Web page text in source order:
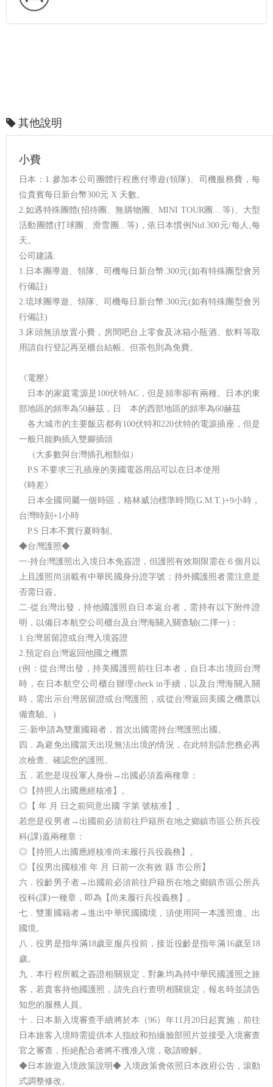
其他說明
小費
日本：1.參加本公司團體行程應付導遊(領隊)、司機服務費，每
位貴賓每日新台幣300元 X 天數。
2.如遇特殊團體(招待團、無購物團、MINI TOUR團....等)、大型
活動團體(打球團、滑雪團...等)，依日本慣例Ntd.300元/每人,每
天。
公司建議:
1.日本團導遊、領隊、司機每日新台幣:300元(如有特殊團型會另
行備註)
2.琉球團導遊、領隊、司機每日新台幣:300元(如有特殊團型會另
行備註)
3.床頭無須放置小費，房間吧台上零食及冰箱小瓶酒、飲料等取
用請自行登記再至櫃台結帳。但茶包則為免費。
《電壓》
日本的家庭電源是100伏特AC，但是頻率卻有兩種。日本的東
部地區的頻率為50赫茲，日 本的西部地區的頻率為60赫茲
各大城市的主要飯店都有100伏特和220伏特的電源插座，但是
一般只能夠插入雙腳插頭
（大多數與台灣插孔相類似）
P.S 不要求三孔插座的美國電器用品可以在日本使用
《時差》
日本全國同屬一個時區，格林威治標準時間(G.M.T.)+9小時，
台灣時刻+1小時
P.S 日本不實行夏時制。
◆台灣護照◆
一‧持台灣護照出入境日本免簽證，但護照有效期限需在６個月以
上且護照尚須載有中華民國身分證字號；持外國護照者需注意是
否需日簽。
二‧從台灣出發，持他國護照自日本返台者，需持有以下附件證
明，以備日本航空公司櫃台及台灣海關入關查驗(二擇一)：
1.台灣居留證或台灣入境簽證
2.預定自台灣返回他國之機票
(例：從台灣出發，持美國護照前往日本者，自日本出境回台灣
時，在日本航空公司櫃台辦理check in手續，以及台灣海關入關
時，需出示台灣居留證或台灣護照，或從台灣返回美國之機票以
備查驗。)
三‧新申請為雙重國籍者，首次出國需持台灣護照出國。
四．為避免出國當天出現無法出境的情況，在此特別請您務必再
次檢查、確認您的護照。
五．若您是現役軍人身份→出國必須蓋兩種章：
◎【持照人出國應經核准】。
◎【 年 月 日之前同意出國 字第 號核准】。
若您是役男者→出國前必須前往戶籍所在地之鄉鎮市區公所兵役
科(課)蓋兩種章：
◎【持照人出國應經核准尚未履行兵役義務】。
◎【役男出國核准 年 月 日前一次有效 縣 市公所】
六．役齡男子者→出國前必須前往戶籍所在地之鄉鎮市區公所兵
役科(課)一種章，即為【尚未履行兵役義務】。
七．雙重國籍者→進出中華民國國境，須使用同一本護照進、出
國境。
八．役男是指年滿18歲至服兵役前，接近役齡是指年滿16歲至18
歲。
九．本行程所載之簽證相關規定，對象均為持中華民國護照之旅
客，若貴客持他國護照，請先自行查明相關規定，報名時並請告
知您的服務人員。
十．日本新入境審查手續將於本（96）年11月20日起實施，前往
日本旅客入境時需提供本人指紋和拍攝臉部照片並接受入境審查
官之審查，拒絕配合者將不獲准入境，敬請瞭解。
◆日本旅遊入境政策說明◆ 入境政策會依照日本政府公告，滾動
式調整修改。